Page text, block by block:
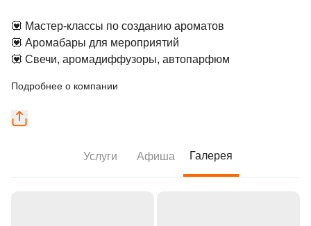
💟 Мастер-классы по созданию ароматов
💟 Аромабары для мероприятий
💟 Свечи, аромадиффузоры, автопарфюм
Подробнее о компании
Услуги Афиша Галерея